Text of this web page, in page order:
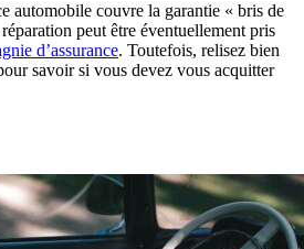
automobile couvre la garantie « bris de
peut être éventuellement pris
d’assurance. Toutefois, relisez bien
savoir si vous devez vous acquitter